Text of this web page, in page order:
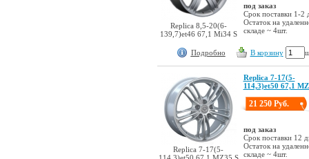
Replica 8,5-20(6-
139,7)et46 67,1 Mi34 S
под заказ
Срок поставки 1-2
Остаток на
складе ~ 4шт.
Подробно В корзину
Replica 7-17(5-
Replica 7-17(5-
114,3)et50 67,1
21 250 Руб.
под заказ
Срок поставки 12
Остаток на
складе ~ 4шт.